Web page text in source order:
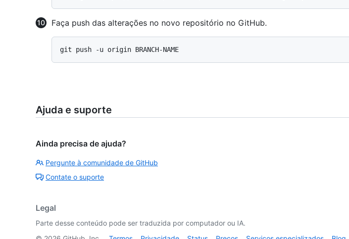
Faça push das alterações no novo repositório no GitHub.
Ajuda e suporte
Ainda precisa de ajuda?
Pergunte à comunidade de GitHub
Contate o suporte
Legal
Parte desse conteúdo pode ser traduzida por computador ou IA.